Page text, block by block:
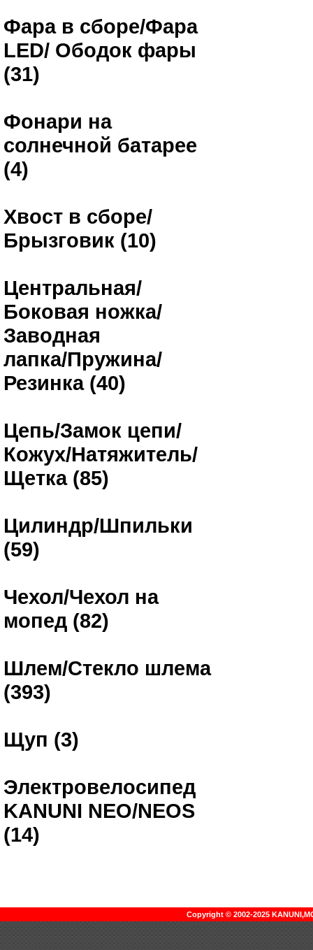
Фара в сборе/Фара
LED/ Ободок фары
(31)
Фонари на
солнечной батарее
(4)
Хвост в сборе/
Брызговик (10)
Центральная/
Боковая ножка/
Заводная
лапка/Пружина/
Резинка (40)
Цепь/Замок цепи/
Кожух/Натяжитель/
Щетка (85)
Цилиндр/Шпильки
(59)
Чехол/Чехол на
мопед (82)
Шлем/Стекло шлема
(393)
Щуп (3)
Электровелосипед
KANUNI NEO/NEOS
(14)
Copyright © 2002-2025